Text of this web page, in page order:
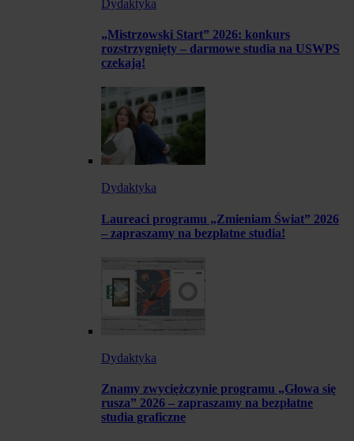
Dydaktyka
„Mistrzowski Start” 2026: konkurs
rozstrzygnięty – darmowe studia na USWPS
czekają!
Dydaktyka
Laureaci programu „Zmieniam Świat” 2026
– zapraszamy na bezpłatne studia!
Dydaktyka
Znamy zwyciężczynie programu „Głowa się
rusza” 2026 – zapraszamy na bezpłatne
studia graficzne